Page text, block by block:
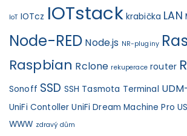
IoT IOTcz IOTstack krabička LAN
Node-RED Node.js NR-pluginy
Raspbian Rclone rekuperace router
Sonoff SSD SSH Tasmota Terminal
UniFi Contoller UniFi Dream Machine Pro
WWW zdravý dům